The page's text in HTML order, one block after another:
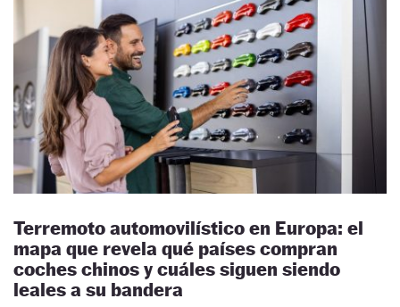
Terremoto automovilístico en Europa: el
mapa que revela qué países compran
coches chinos y cuáles siguen siendo
leales a su bandera